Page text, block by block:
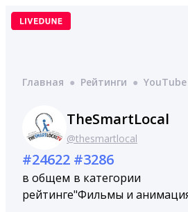
Перейти
Главная ● Рейтинги ● YouTube
TheSmartLocal
@thesmartlocal
#24622
в общем
рейтинге
#3286
в категории
"Фильмы и